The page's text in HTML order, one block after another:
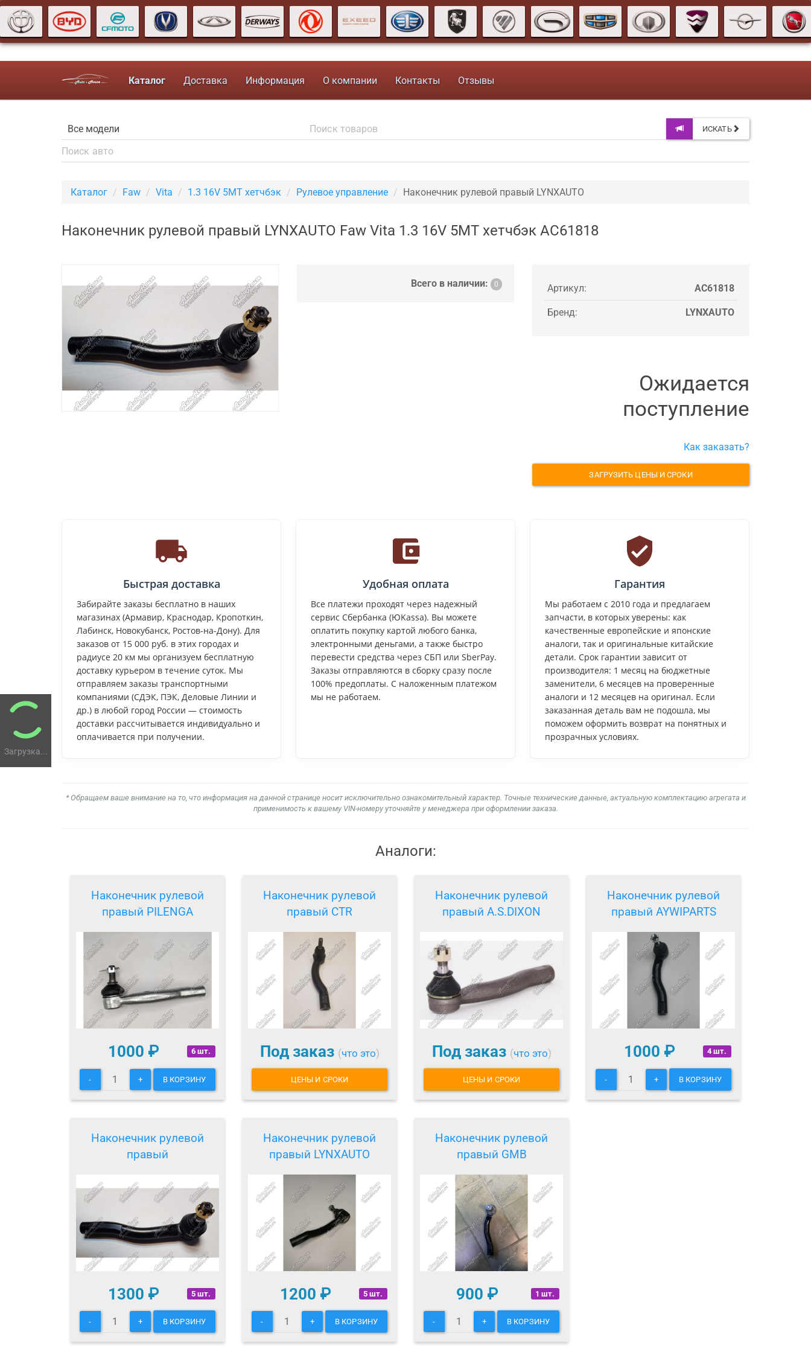
Загрузка...
Каталог Доставка Информация О компании Контакты Отзывы
ИСКАТЬ
Каталог Faw Vita 1.3 16V 5MT хетчбэк Рулевое управление Наконечник рулевой правый LYNXAUTO
Наконечник рулевой правый LYNXAUTO Faw Vita 1.3 16V 5MT хетчбэк AC61818
Всего в наличии: 0 Артикул: AC61818
Бренд: LYNXAUTO
Ожидается
поступление
Как заказать?
ЗАГРУЗИТЬ ЦЕНЫ И СРОКИ
Быстрая доставка
Забирайте заказы бесплатно в наших
магазинах (Армавир, Краснодар, Кропоткин,
Лабинск, Новокубанск, Ростов-на-Дону). Для
заказов от 15 000 руб. в этих городах и
радиусе 20 км мы организуем бесплатную
доставку курьером в течение суток. Мы
отправляем заказы транспортными
компаниями (СДЭК, ПЭК, Деловые Линии и
др.) в любой город России — стоимость
доставки рассчитывается индивидуально и
оплачивается при получении.
Удобная оплата
Все платежи проходят через надежный
сервис Сбербанка (ЮKassa). Вы можете
оплатить покупку картой любого банка,
электронными деньгами, а также быстро
перевести средства через СБП или SberPay.
Заказы отправляются в сборку сразу после
100% предоплаты. С наложенным платежом
мы не работаем.
Гарантия
Мы работаем с 2010 года и предлагаем
запчасти, в которых уверены: как
качественные европейские и японские
аналоги, так и оригинальные китайские
детали. Срок гарантии зависит от
производителя: 1 месяц на бюджетные
заменители, 6 месяцев на проверенные
аналоги и 12 месяцев на оригинал. Если
заказанная деталь вам не подошла, мы
поможем оформить возврат на понятных и
прозрачных условиях.
* Обращаем ваше внимание на то, что информация на данной странице носит исключительно ознакомительный характер. Точные технические данные, актуальную комплектацию агрегата и
применимость к вашему VIN-номеру уточняйте у менеджера при оформлении заказа.
Аналоги:
Наконечник рулевой
правый PILENGA
6 шт.
1000 ₽
- + В КОРЗИНУ
Наконечник рулевой
правый CTR
Под заказ (что это)
ЦЕНЫ И СРОКИ
Наконечник рулевой
правый A.S.DIXON
Под заказ (что это)
ЦЕНЫ И СРОКИ
Наконечник рулевой
правый AYWIPARTS
4 шт.
1000 ₽
- + В КОРЗИНУ
Наконечник рулевой
правый
5 шт.
1300 ₽
- + В КОРЗИНУ
Наконечник рулевой
правый LYNXAUTO
5 шт.
1200 ₽
- + В КОРЗИНУ
Наконечник рулевой
правый GMB
1 шт.
900 ₽
- + В КОРЗИНУ